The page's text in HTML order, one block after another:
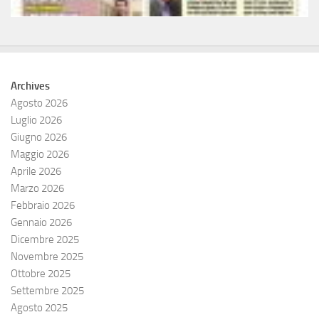
Archives
Agosto 2026
Luglio 2026
Giugno 2026
Maggio 2026
Aprile 2026
Marzo 2026
Febbraio 2026
Gennaio 2026
Dicembre 2025
Novembre 2025
Ottobre 2025
Settembre 2025
Agosto 2025